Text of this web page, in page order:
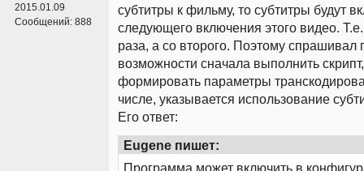
2015.01.09
Сообщений: 888
субтитры к фильму, то субтитры будут
следующего включения этого видео.
раза, а со второго. Поэтому спрашивал
возможности сначала выполнить
формировать параметры
числе, указывается использование
Его ответ:
Eugene пишет:
Программа может включить в